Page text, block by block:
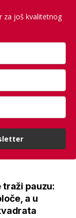
Stižu
'Dolaze
dati točan
dobro
traži pauzu:
a u
za još kvalitetnog